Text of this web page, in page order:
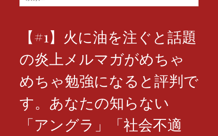
索:
【#1】火に油を注ぐと話題
の炎上メルマガがめちゃ
めちゃ勉強になると評判で
す。あなたの知らない
「アングラ」「社会不適